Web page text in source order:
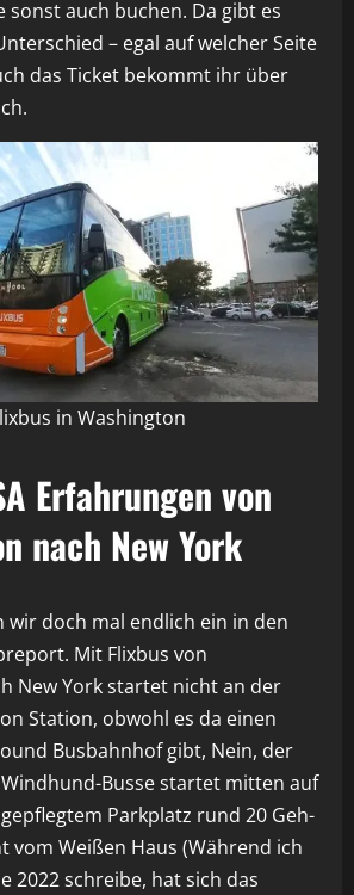
sonst auch buchen. Da gibt es
– egal auf welcher Seite
das Ticket bekommt ihr über
in Washington
Erfahrungen von
nach New York
wir doch mal endlich ein in den
Mit Flixbus von
New York startet nicht an der
Station, obwohl es da einen
Busbahnhof gibt, Nein, der
Busse startet mitten auf
Parkplatz rund 20 Geh-
vom Weißen Haus (Während ich
2022 schreibe, hat sich das